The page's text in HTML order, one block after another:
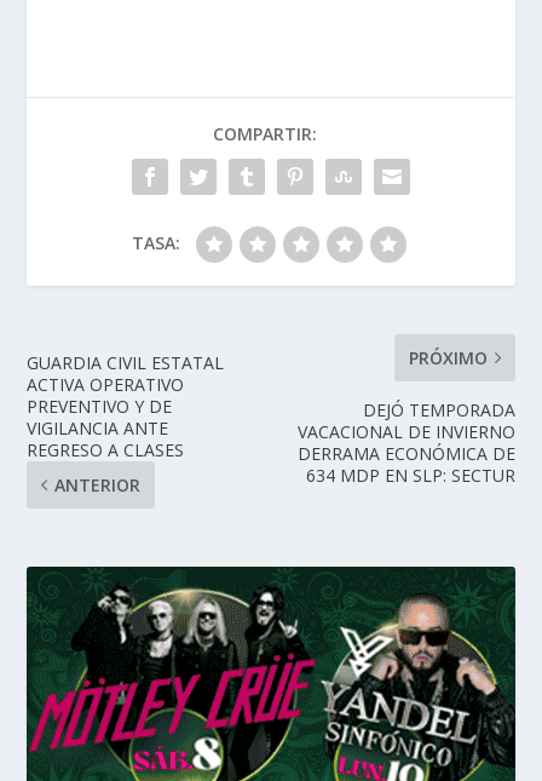
COMPARTIR:
TASA:
GUARDIA CIVIL ESTATAL
ACTIVA OPERATIVO
PREVENTIVO Y DE
VIGILANCIA ANTE
REGRESO A CLASES
ANTERIOR
PRÓXIMO
DEJÓ TEMPORADA
VACACIONAL DE INVIERNO
DERRAMA ECONÓMICA DE
634 MDP EN SLP: SECTUR